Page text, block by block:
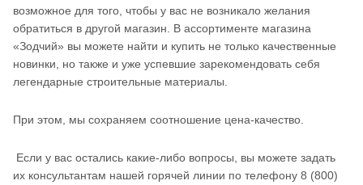
возможное для того, чтобы у вас не возникало желания
обратиться в другой магазин. В ассортименте магазина
«Зодчий» вы можете найти и купить не только качественные
новинки, но также и уже успевшие зарекомендовать себя
легендарные строительные материалы.
При этом, мы сохраняем соотношение цена-качество.
Если у вас остались какие-либо вопросы, вы можете задать
их консультантам нашей горячей линии по телефону 8 (800)